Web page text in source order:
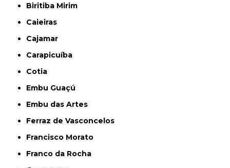
Biritiba Mirim
Caieiras
Cajamar
Carapicuíba
Cotia
Embu Guaçú
Embu das Artes
Ferraz de Vasconcelos
Francisco Morato
Franco da Rocha